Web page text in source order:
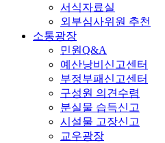
서식자료실
외부심사위원 추천
소통광장
민원Q&A
예산낭비신고센터
부정부패신고센터
구성원 의견수렴
분실물 습득신고
시설물 고장신고
교우광장